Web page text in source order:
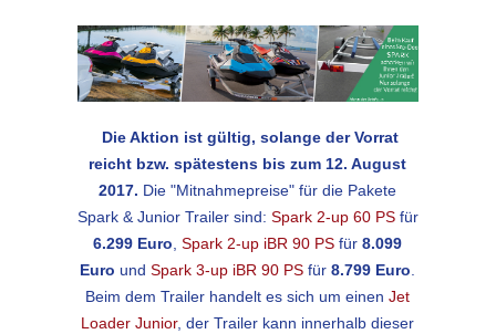
Die Aktion ist gültig, solange der Vorrat
reicht bzw. spätestens bis zum 12. August
2017. Die "Mitnahmepreise" für die Pakete
Spark & Junior Trailer sind: Spark 2-up 60 PSfür
6.299 Euro,Spark 2-up iBR 90 PS für8.099
Euro undSpark 3-up iBR 90 PS für8.799 Euro.
Beim dem Trailer handelt es sich um einenJet
Loader Junior, der Trailer kann innerhalb dieser